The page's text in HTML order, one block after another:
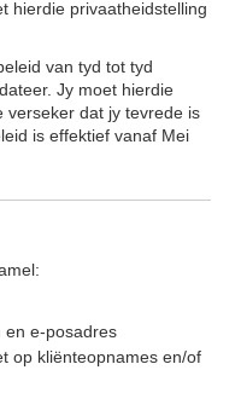
hierdie privaatheidstelling
van tyd tot tyd
Jy moet hierdie
verseker dat jy tevrede is
is effektief vanaf Mei
en e-posadres
op kliënteopnames en/of